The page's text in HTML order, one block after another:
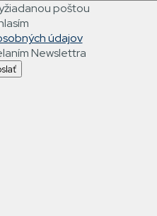
poštou
údajov
Newslettra